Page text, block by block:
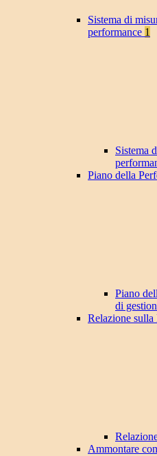
Sistema di
performance 1
Sistema
Piano della
Piano
di
Relazione sulla
Ammontare